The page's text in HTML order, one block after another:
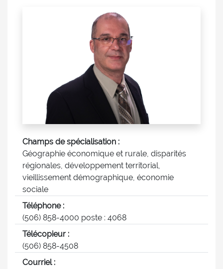
Champs de spécialisation :
Géographie économique et rurale, disparités
régionales, développement territorial,
vieillissement démographique, économie
sociale
Téléphone :
(506) 858-4000 poste : 4068
Télécopieur :
(506) 858-4508
Courriel :